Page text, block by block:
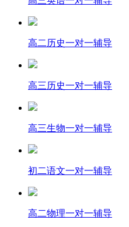
高二历史一对一辅导
高三历史一对一辅导
高三生物一对一辅导
初二语文一对一辅导
高二物理一对一辅导